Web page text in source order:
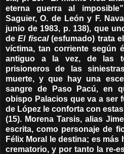
eterna guerra al
Saguier, O. de León y F.
junio de 1983, p. 138), que
deEl fiscal(esfumado) trata
víctima, tan corriente según
antiguo a la vez, de las
prisioneros de las
muerte, y que hay una
sangre de Paso Pacú, en
obispo Palacios que va a ser
de López le conforta con
(15). Morena Tarsis, alias
escrita, como personaje de
Félix Moral le destina; es
crematorio, y por tanto la re-